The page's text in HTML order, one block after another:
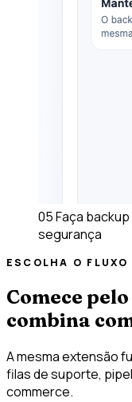
05Faça
segurança
ESCOLHA O FLUXO
Comece
combina
A mesma extensão
filas de suporte,
commerce.